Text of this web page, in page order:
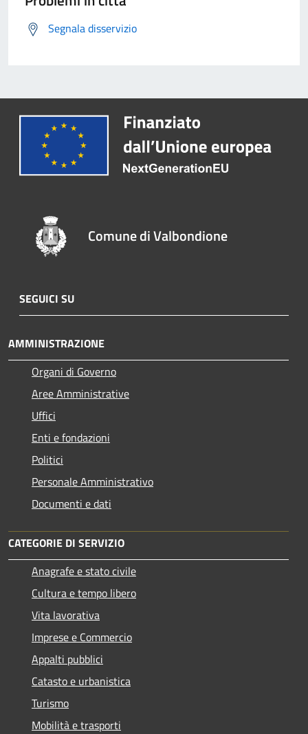
Segnala disservizio
Comune di Valbondione
SEGUICI SU
AMMINISTRAZIONE
Organi di Governo
Aree Amministrative
Uffici
Enti e fondazioni
Politici
Personale Amministrativo
Documenti e dati
CATEGORIE DI SERVIZIO
Anagrafe e stato civile
Cultura e tempo libero
Vita lavorativa
Imprese e Commercio
Appalti pubblici
Catasto e urbanistica
Turismo
Mobilità e trasporti